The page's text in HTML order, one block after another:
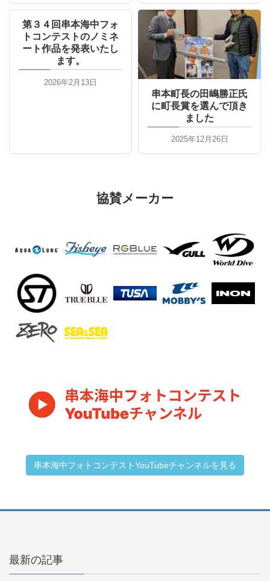
第３４回串本海中フォ
トコンテストのノミネ
ート作品を発表いたし
ます。
2026年2月13日
串本町長の田嶋勝正氏
に町長賞を選んで頂き
ました
2025年12月26日
協賛メーカー
串本海中フォトコンテストYouTubeチャンネルを見る
最新の記事